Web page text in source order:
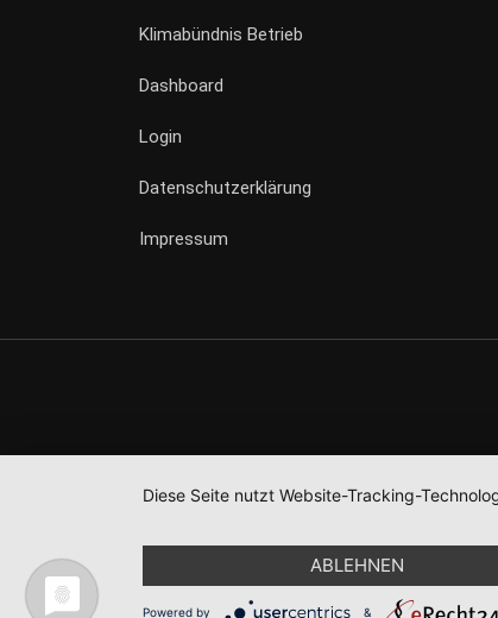
Klimabündnis Betrieb
Dashboard
Login
Datenschutzerklärung
Impressum
Diese Seite nutzt Website-Tracking-
ABLEHNEN
Powered by &